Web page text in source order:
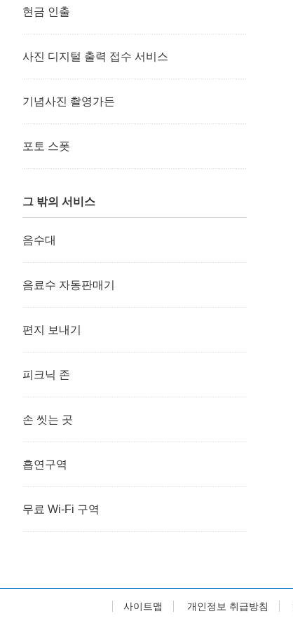
현금 인출
사진 디지털 출력 접수 서비스
기념사진 촬영가든
포토 스폿
그 밖의 서비스
음수대
음료수 자동판매기
편지 보내기
피크닉 존
손 씻는 곳
흡연구역
무료 Wi-Fi 구역
사이트맵 개인정보 취급방침